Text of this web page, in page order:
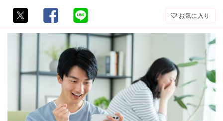
お気に入り